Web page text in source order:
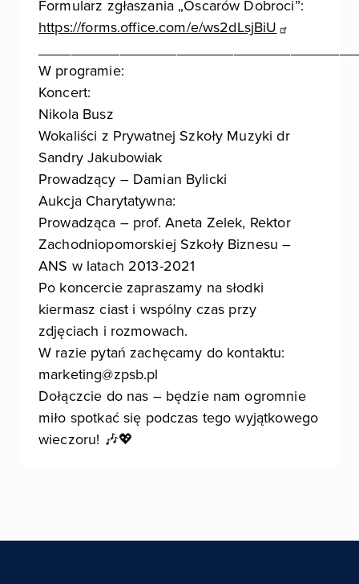
Formularz zgłaszania „Oscarów Dobroci”:
https://forms.office.com/e/ws2dLsjBiU
W programie:
Koncert:
Nikola Busz
Wokaliści z Prywatnej Szkoły Muzyki dr
Sandry Jakubowiak
Prowadzący – Damian Bylicki
Aukcja Charytatywna:
Prowadząca – prof. Aneta Zelek, Rektor
Zachodniopomorskiej Szkoły Biznesu –
ANS w latach 2013-2021
Po koncercie zapraszamy na słodki
kiermasz ciast i wspólny czas przy
zdjęciach i rozmowach.
W razie pytań zachęcamy do kontaktu:
marketing@zpsb.pl
Dołączcie do nas – będzie nam ogromnie
miło spotkać się podczas tego wyjątkowego
wieczoru! 🎶💖